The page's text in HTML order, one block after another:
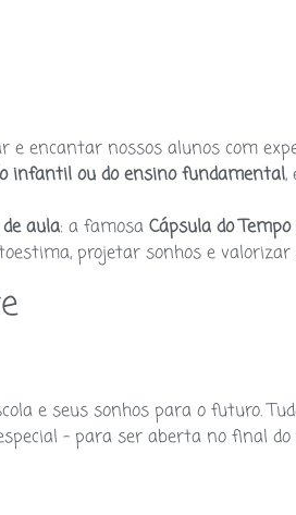
encantar nossos alunos com
infantil ou do ensino fundamental,
aula: a famosa Cápsula do
projetar sonhos e valorizar
e seus sonhos para o futuro.
– para ser aberta no final do